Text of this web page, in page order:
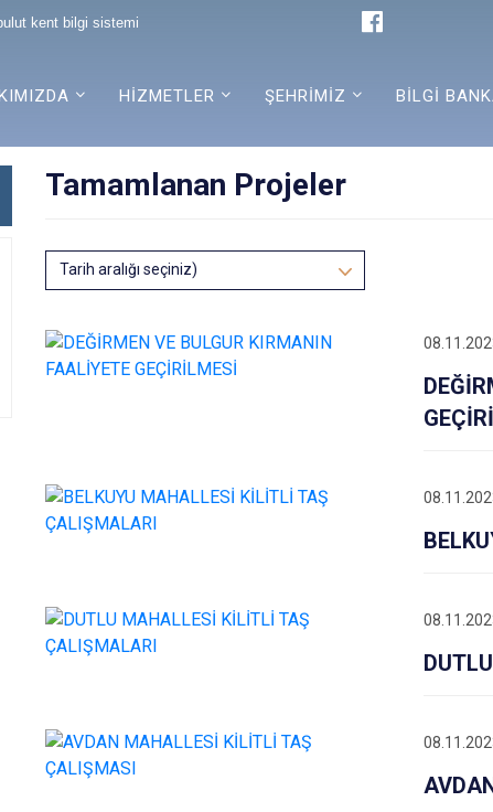
kent bilgi sistemi
HİZMETLER ŞEHRİMİZ BİLGİ
Tamamlanan Projeler
Tarih aralığı seçiniz)